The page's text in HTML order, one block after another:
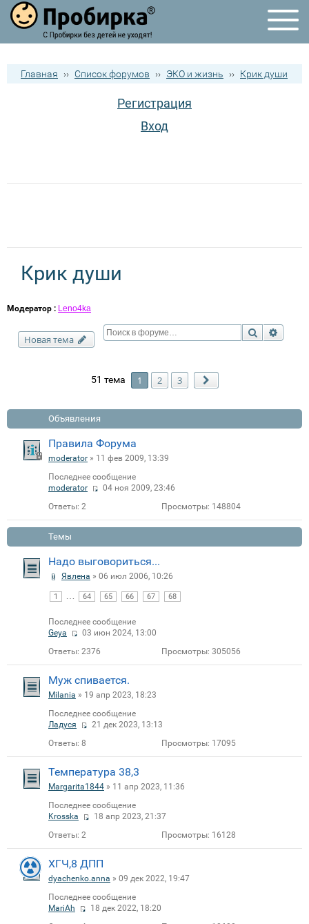
Главная ›› Список форумов ›› ЭКО и жизнь ›› Крик души
Регистрация
Вход
Крик души
Модератор : Leno4ka
Новая тема
Поиск
51 тема 1 2 3
Объявления
Правила Форума
moderator » 11 фев 2009, 13:39
Последнее сообщение
moderator
04 ноя 2009, 23:46
Ответы: 2 Просмотры: 148804
Темы
Надо выговориться...
Явлена » 06 июл 2006, 10:26
1 64 65 66 67 68
Последнее сообщение
Geya
03 июн 2024, 13:00
Ответы: 2376 Просмотры: 305056
Муж спивается.
Milania » 19 апр 2023, 18:23
Последнее сообщение
Ладуся
21 дек 2023, 13:13
Ответы: 8 Просмотры: 17095
Температура 38,3
Margarita1844 » 11 апр 2023, 11:36
Последнее сообщение
Krosska
18 апр 2023, 21:37
Ответы: 2 Просмотры: 16128
ХГЧ,8 ДПП
dyachenko.anna » 09 дек 2022, 19:47
Последнее сообщение
MariAh
18 дек 2022, 18:20